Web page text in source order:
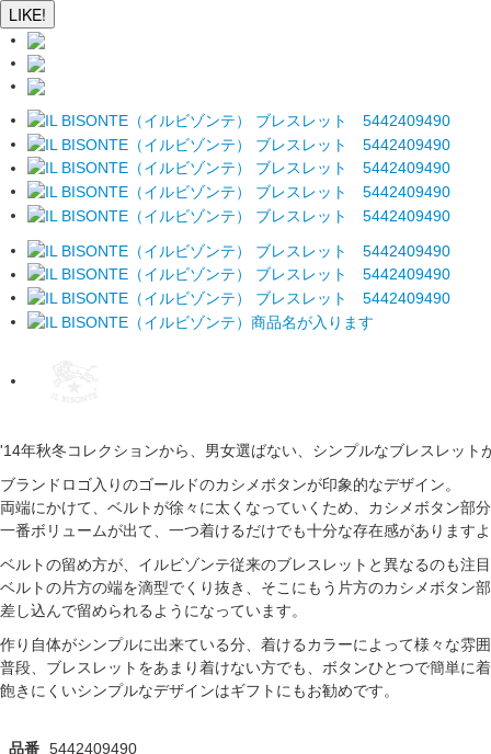
LIKE!
'14年秋冬コレクションから、男女選ばない、シンプルなブレスレット
ブランドロゴ入りのゴールドのカシメボタンが印象的なデザイン。
両端にかけて、ベルトが徐々に太くなっていくため、カシメボタン部
一番ボリュームが出て、一つ着けるだけでも十分な存在感があります
ベルトの留め方が、イルビゾンテ従来のブレスレットと異なるのも注
ベルトの片方の端を滴型でくり抜き、そこにもう片方のカシメボタン
差し込んで留められるようになっています。
作り自体がシンプルに出来ている分、着けるカラーによって様々な雰
普段、ブレスレットをあまり着けない方でも、ボタンひとつで簡単に
飽きにくいシンプルなデザインはギフトにもお勧めです。
品番 5442409490